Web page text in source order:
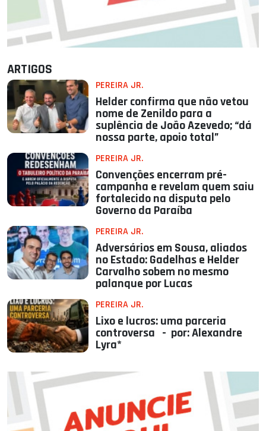
ARTIGOS
PEREIRA JR.
Helder confirma que não vetou
nome de Zenildo para a
suplência de João Azevedo; “dá
nossa parte, apoio total”
PEREIRA JR.
Convenções encerram pré-
campanha e revelam quem saiu
fortalecido na disputa pelo
Governo da Paraíba
PEREIRA JR.
Adversários em Sousa, aliados
no Estado: Gadelhas e Helder
Carvalho sobem no mesmo
palanque por Lucas
PEREIRA JR.
Lixo e lucros: uma parceria
controversa - por: Alexandre
Lyra*